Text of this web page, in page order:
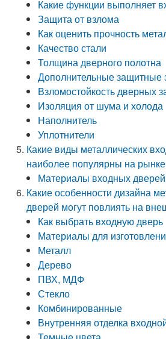
Какие функции выполняет
Защита от взлома
Как оценить прочность
Качество стали
Толщина дверного полотна
Дополнительные защитные
Взломостойкость дверных
Изоляция от шума и холода
Наполнитель
Уплотнители
Какие виды металлических
наиболее популярны на рынке
Материалы входных дверей
Какие особенности дизайна
дверей могут повлиять на
Как выбрать входную дверь
Материалы для
Металл
Дерево
ПВХ, МДФ
Стекло
Комбинированные
Внутренняя отделка